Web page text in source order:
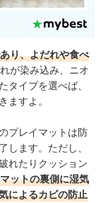
り、よだれや食べ
が染み込み、ニオ
タイプを選べば、
ますよ。
プレイマットは防
します。ただし、
れたりクッション
マットの裏側に湿気
によるカビの防止